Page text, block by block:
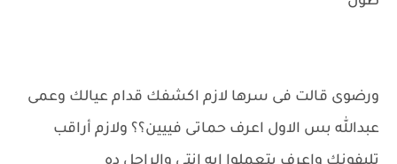
ورضوى قالت فى سرها لازم اكشفك قدام عيالك وعمى
عبدالله بس الاول اعرف حماتى فييين؟؟ ولازم أراقب